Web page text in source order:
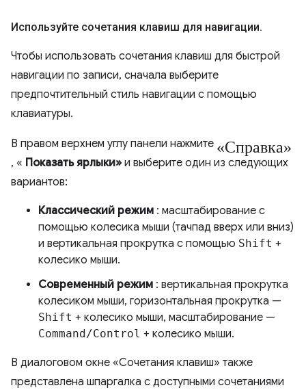
Используйте сочетания клавиш для навигации.
Чтобы использовать сочетания клавиш для быстрой
навигации по записи, сначала выберите
предпочтительный стиль навигации с помощью
клавиатуры.
В правом верхнем углу панели нажмите «Справка»
, « Показать ярлыки» и выберите один из следующих
вариантов:
Классический режим : масштабирование с
помощью колесика мыши (тачпад вверх или вниз)
и вертикальная прокрутка с помощью Shift +
колесико мыши.
Современный режим : вертикальная прокрутка
колесиком мыши, горизонтальная прокрутка —
Shift + колесико мыши, масштабирование —
Command/Control + колесико мыши.
В диалоговом окне «Сочетания клавиш» также
представлена ​​шпаргалка с доступными сочетаниями